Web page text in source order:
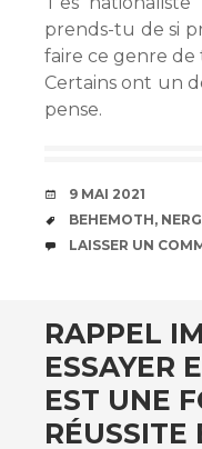
prends-tu de si
faire ce genre de
Certains ont un
pense.
DATE
9 MAI 2021
ÉTIQUETTES
BEHEMOTH,
COMMENTAIRES
LAISSER UN
RAPPEL
ESSAYER
EST UNE
RÉUSSITE